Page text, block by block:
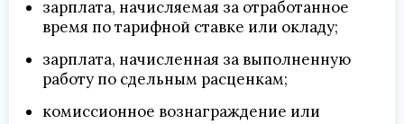
зарплата, начисляемая за отработанное
время по тарифной ставке или окладу;
зарплата, начисленная за выполненную
работу по сдельным расценкам;
комиссионное вознаграждение или